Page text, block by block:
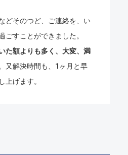
どそのつど、ご連絡を、い
ごすことができました。
た額よりも多く、大変、満
。又解決時間も、1ヶ月と早
上げます。